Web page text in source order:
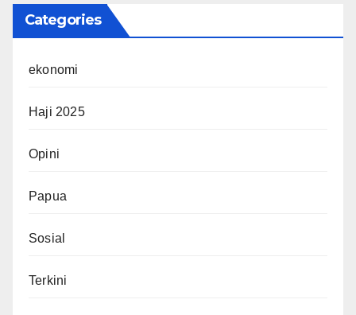
Categories
ekonomi
Haji 2025
Opini
Papua
Sosial
Terkini